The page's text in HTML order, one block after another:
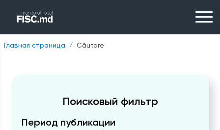
Главная страница Căutare
Поисковый фильтр
Период публикации